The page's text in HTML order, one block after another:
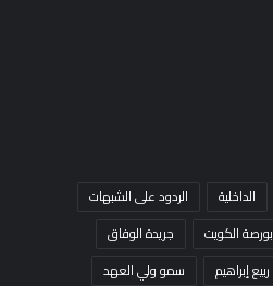
الداخلية
الردود على الشبهات
بورصة الكويت
جريدة الوفاق
ربيع إبراهيم
سمو ولي العهد